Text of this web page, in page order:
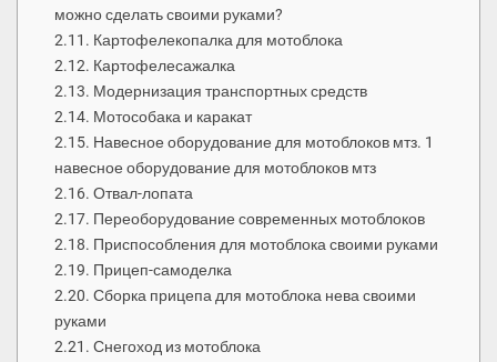
можно сделать своими руками?
Картофелекопалка для мотоблока
Картофелесажалка
Модернизация транспортных средств
Мотособака и каракат
Навесное оборудование для мотоблоков мтз. 1
навесное оборудование для мотоблоков мтз
Отвал-лопата
Переоборудование современных мотоблоков
Приспособления для мотоблока своими руками
Прицеп-самоделка
Сборка прицепа для мотоблока нева своими
руками
Снегоход из мотоблока